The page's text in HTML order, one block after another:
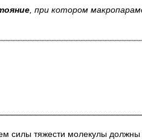
, при котором
силы тяжести молекулы